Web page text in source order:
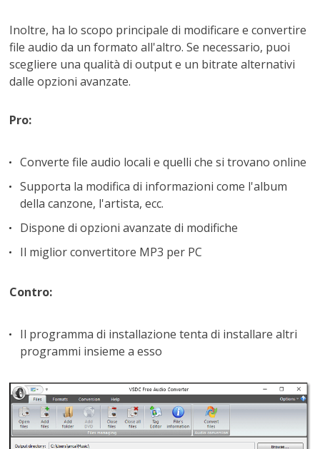
Inoltre, ha lo scopo principale di modificare e convertire
file audio da un formato all'altro. Se necessario, puoi
scegliere una qualità di output e un bitrate alternativi
dalle opzioni avanzate.
Pro:
Converte file audio locali e quelli che si trovano online
Supporta la modifica di informazioni come l'album
della canzone, l'artista, ecc.
Dispone di opzioni avanzate di modifiche
Il miglior convertitore MP3 per PC
Contro:
Il programma di installazione tenta di installare altri
programmi insieme a esso